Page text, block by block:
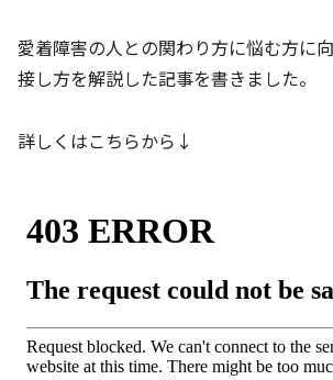
愛着障害の人との関わり方に悩む方に
接し方を解説した記事を書きました。
詳しくはこちらから↓